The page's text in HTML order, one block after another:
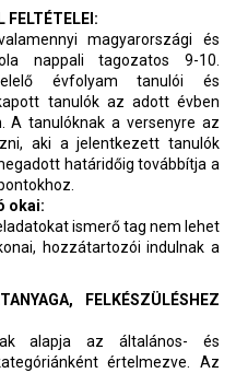
FELTÉTELEI:
magyarországi és
nappali tagozatos 9-10.
évfolyam tanulói és
tanulók az adott évben
A tanulóknak a versenyre az
aki a jelentkezett tanulók
határidőig továbbítja a
okai:
ismerő tag nem lehet
hozzátartozói indulnak a
FELKÉSZÜLÉSHEZ
alapja az általános- és
értelmezve. Az